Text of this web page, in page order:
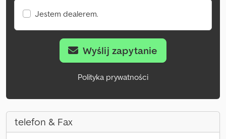
Jestem dealerem.
Wyślij zapytanie
Polityka prywatności
telefon & Fax